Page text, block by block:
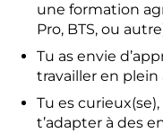
une formation
Pro, BTS, ou
Tu as envie
travailler en plein
Tu es
t’adapter à des